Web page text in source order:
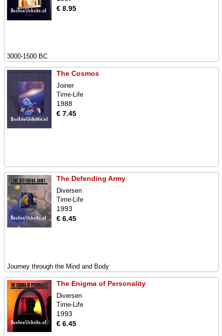
€ 8.95
3000-1500 BC
The Cosmos
Joiner
Time-Life
1988
€ 7.45
The Defending Army
Diversen
Time-Life
1993
€ 6.45
Journey through the Mind and Body
The Enigma of Personality
Diversen
Time-Life
1993
€ 6.45